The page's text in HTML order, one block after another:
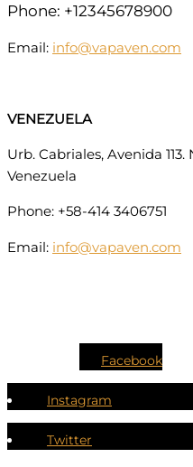
Phone: +12345678900
Email: info@vapaven.com
VENEZUELA
Urb. Cabriales, Avenida 113.
Venezuela
Phone: +58-414 3406751
Email: info@vapaven.com
Facebook
Instagram
Twitter